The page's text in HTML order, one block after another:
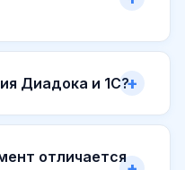
Диадока и 1С?
отличается